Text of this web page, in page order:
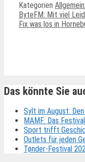
Kategorien Allgemein,
ByteFM: Mit viel
Fix was los in
Das könnte Sie
Sylt im August:
MAMF: Das
Sport trifft
Outlets für jeden
Tønder-Festival